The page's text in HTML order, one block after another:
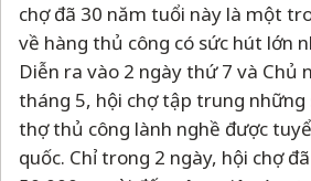
chợ đã 30 năm tuổi này là một
về hàng thủ công có sức hút lớn
Diễn ra vào 2 ngày thứ 7 và Chủ
tháng 5, hội chợ tập trung những
thợ thủ công lành nghề được
quốc. Chỉ trong 2 ngày, hội chợ